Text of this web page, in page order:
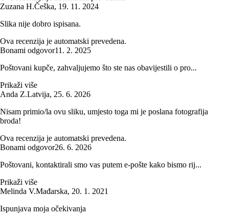
Zuzana H.Češka, 19. 11. 2024
Slika nije dobro ispisana.
Ova recenzija je automatski prevedena.
Bonami odgovor11. 2. 2025
Poštovani kupče, zahvaljujemo što ste nas obavijestili o pro...
Prikaži više
Anda Z.Latvija, 25. 6. 2026
Nisam primio/la ovu sliku, umjesto toga mi je poslana fotografija
broda!
Ova recenzija je automatski prevedena.
Bonami odgovor26. 6. 2026
Poštovani, kontaktirali smo vas putem e-pošte kako bismo rij...
Prikaži više
Melinda V.Mađarska, 20. 1. 2021
Ispunjava moja očekivanja